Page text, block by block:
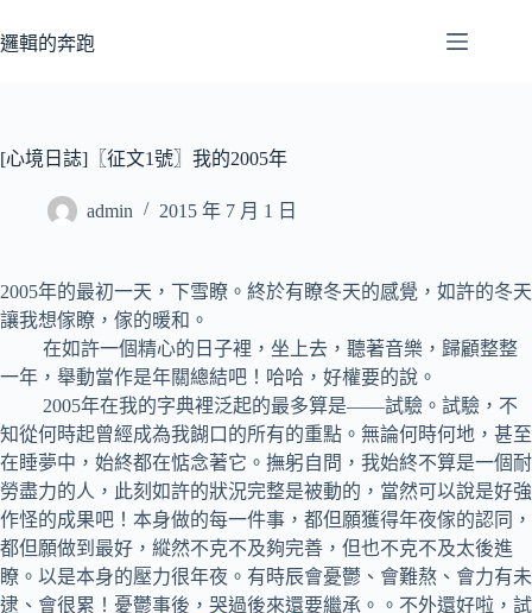
至
容
邏輯的奔跑
[心境日誌]〖征文1號〗我的2005年
admin 2015 年 7 月 1 日
2005年的最初一天，下雪瞭。終於有瞭冬天的感覺，如許的冬天
讓我想傢瞭，傢的暖和。
在如許一個精心的日子裡，坐上去，聽著音樂，歸顧整整
一年，舉動當作是年關總結吧！哈哈，好權要的說。
2005年在我的字典裡泛起的最多算是——試驗。試驗，不
知從何時起曾經成為我餬口的所有的重點。無論何時何地，甚至
在睡夢中，始終都在惦念著它。撫躬自問，我始終不算是一個耐
勞盡力的人，此刻如許的狀況完整是被動的，當然可以說是好強
作怪的成果吧！本身做的每一件事，都但願獲得年夜傢的認同，
都但願做到最好，縱然不克不及夠完善，但也不克不及太後進
瞭。以是本身的壓力很年夜。有時辰會憂鬱、會難熬、會力有未
逮、會很累！憂鬱事後，哭過後來還要繼承。。不外還好啦，試